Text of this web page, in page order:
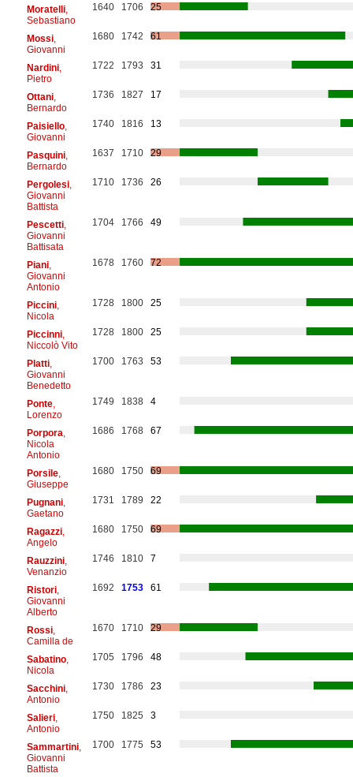
Moratelli,
Sebastiano
1640 1706 25
Mossi,
Giovanni
1680 1742 61
Nardini,
Pietro
1722 1793 31
Ottani,
Bernardo
1736 1827 17
Paisiello,
Giovanni
1740 1816 13
Pasquini,
Bernardo
1637 1710 29
Pergolesi,
Giovanni
Battista
1710 1736 26
Pescetti,
Giovanni
Battisata
1704 1766 49
Piani,
Giovanni
Antonio
1678 1760 72
Piccini,
Nicola
1728 1800 25
Piccinni,
Niccolò Vito
1728 1800 25
Platti,
Giovanni
Benedetto
1700 1763 53
Ponte,
Lorenzo
1749 1838 4
Porpora
Nicola
Antonio
1686 1768 67
Porsile,
Giuseppe
1680 1750 69
Pugnani,
Gaetano
1731 1789 22
Ragazzi,
Angelo
1680 1750 69
Rauzzini,
Venanzio
1746 1810 7
Ristori,
Giovanni
Alberto
1692 1753 61
Rossi,
Camilla de
1670 1710 29
Sabatino,
Nicola
1705 1796 48
Sacchini,
Antonio
1730 1786 23
Salieri,
Antonio
1750 1825 3
Sammartini,
Giovanni
Battista
1700 1775 53